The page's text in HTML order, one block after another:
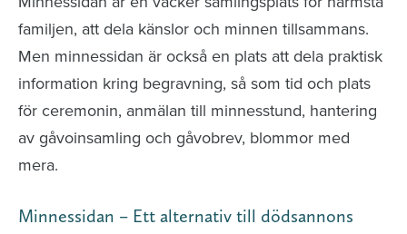
familjen, att dela känslor och minnen tillsammans.
Men minnessidan är också en plats att dela praktisk
information kring begravning, så som tid och plats
för ceremonin, anmälan till minnesstund, hantering
av gåvoinsamling och gåvobrev, blommor med
mera.
Minnessidan – Ett alternativ till dödsannons